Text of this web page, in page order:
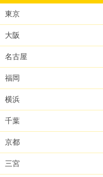
東京
大阪
名古屋
福岡
横浜
千葉
京都
三宮